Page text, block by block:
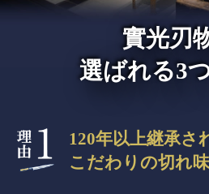
實光刃
選ばれる3
120年以上継承さ
こだわりの切れ味